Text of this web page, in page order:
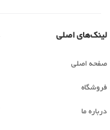
لینک‌های اصلی
صفحه اصلی
فروشگاه
درباره ما